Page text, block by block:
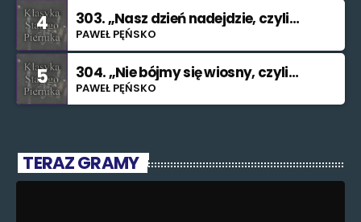
4
303. „Nasz dzień nadejdzie, czyli
bilet na Księżyc”.”
PAWEŁ PĘŃSKO
5
304. „Nie bójmy się wiosny, czyli
znajdę cię (nieważne kiedy i jak)”.
PAWEŁ PĘŃSKO
TERAZ GRAMY